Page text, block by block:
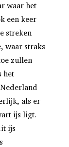
waar het
een keer
streken
waar straks
zullen
het
als er
ijs ligt.
ijs